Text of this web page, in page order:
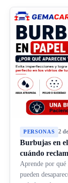
PERSONAS 2
Burbujas en
cuándo
Aprende por qué
pueden